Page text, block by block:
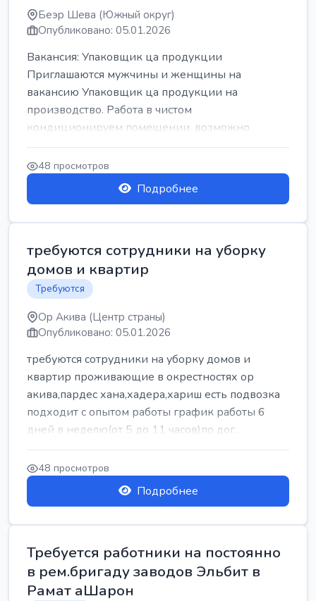
Беэр Шева (Южный округ)
Опубликовано: 05.01.2026
Вакансия: Упаковщик ца продукции
Приглашаются мужчины и женщины на
вакансию Упаковщик ца продукции на
производство. Работа в чистом
кондиционируем помещении, возможно
работать сидя. Работа с воскресен...
48 просмотров
Подробнее
требуются сотрудники на уборку
домов и квартир
Требуются
Ор Акива (Центр страны)
Опубликовано: 05.01.2026
требуются сотрудники на уборку домов и
квартир проживающие в окрестностях ор
акива,пардес хана,хадера,хариш есть подвозка
подходит с опытом работы график работы 6
дней в неделю(от 5 до 11 часов)по дог...
48 просмотров
Подробнее
Требуется работники на постоянно
в рем.бригаду заводов Эльбит в
Рамат аШарон